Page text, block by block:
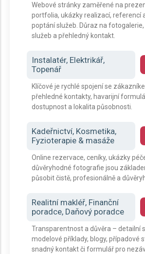
Webové stránky zaměřené na
portfolia, ukázky realizací, referencí
poptání služeb. Důraz na
služeb a přehledný kontakt.
Instalatér, Elektrikář,
Topenář
Klíčové je rychlé spojení se
přehledné kontakty, havarijní
dostupnost a lokalita působnosti.
Kadeřnictví, Kosmetika,
Fyzioterapie & masáže
Online rezervace, ceníky, ukázky
důvěryhodné fotografie jsou
působit čistě, profesionálně a
Realitní makléř, Finanční
poradce, Daňový poradce
Transparentnost a důvěra – detailní
modelové příklady, blogy, případové
snadný kontakt či formulář pro